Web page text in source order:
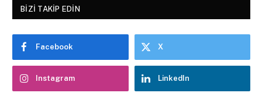
BIZI TAKIP EDIN
Facebook X
Instagram LinkedIn